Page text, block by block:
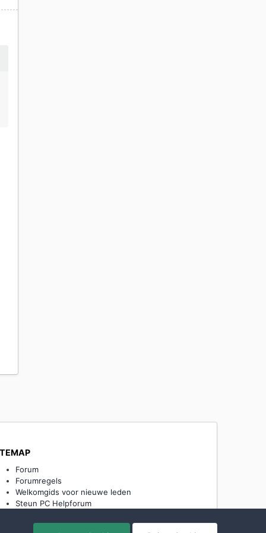
Forum
Forumregels
Welkomgids voor nieuwe leden
Steun PC Helpforum
Privacy -en Cookieverklaring